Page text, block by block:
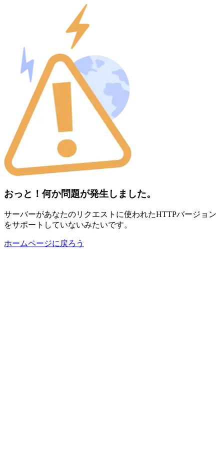
おっと！何か問題が発生しました。
サーバーがあなたのリクエストに使われたHTTPバージョン
をサポートしていないみたいです。
ホームページに戻ろう